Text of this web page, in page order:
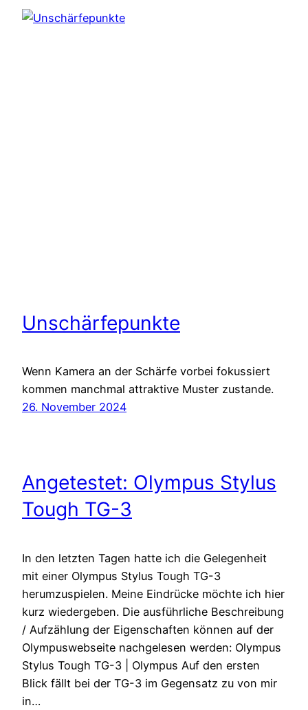
Unschärfepunkte
Wenn Kamera an der Schärfe vorbei fokussiert
kommen manchmal attraktive Muster zustande.
26. November 2024
Angetestet: Olympus Stylus
Tough TG-3
In den letzten Tagen hatte ich die Gelegenheit
mit einer Olympus Stylus Tough TG-3
herumzuspielen. Meine Eindrücke möchte ich hier
kurz wiedergeben. Die ausführliche Beschreibung
/ Aufzählung der Eigenschaften können auf der
Olympuswebseite nachgelesen werden: Olympus
Stylus Tough TG-3 | Olympus Auf den ersten
Blick fällt bei der TG-3 im Gegensatz zu von mir
in…